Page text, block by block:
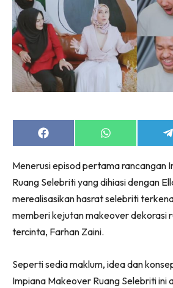
Ruang Makan
Make Over
Bilik Air
Bilik Tidur
Dapur
Ruang Tamu
Menarik Lagi
Casa Impiana
Impiana Makeover
Makeover Ruang Selebriti
Destinasi
Hotel
Hartanah
High Rise
Share
on
Share
on
Menerusi episod pertama rancangan
Ruang Selebriti yang dihiasi dengan
merealisasikan hasrat selebriti
memberi kejutan makeover dekorasi
tercinta, Farhan Zaini.
Seperti sedia maklum, idea dan
Impiana Makeover Ruang Selebriti ini